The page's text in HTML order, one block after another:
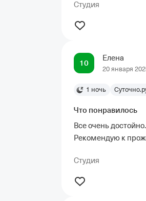
Студия
10
Елена
20 января
1 ночь
Что понравилось
Все очень
Рекомендую к
Студия